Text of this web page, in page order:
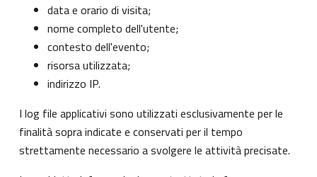
data e orario di visita;
nome completo dell'utente;
contesto dell'evento;
risorsa utilizzata;
indirizzo IP.
I log file applicativi sono utilizzati esclusivamente per le
finalità sopra indicate e conservati per il tempo
strettamente necessario a svolgere le attività precisate.